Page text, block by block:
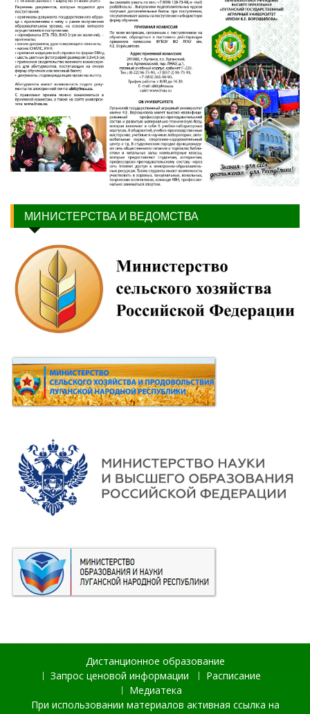
МИНИСТЕРСТВА И ВЕДОМСТВА
Дистанционное образование
Запрос ценовой информации
Расписание
Медиатека
При использовании материалов активная ссылка на